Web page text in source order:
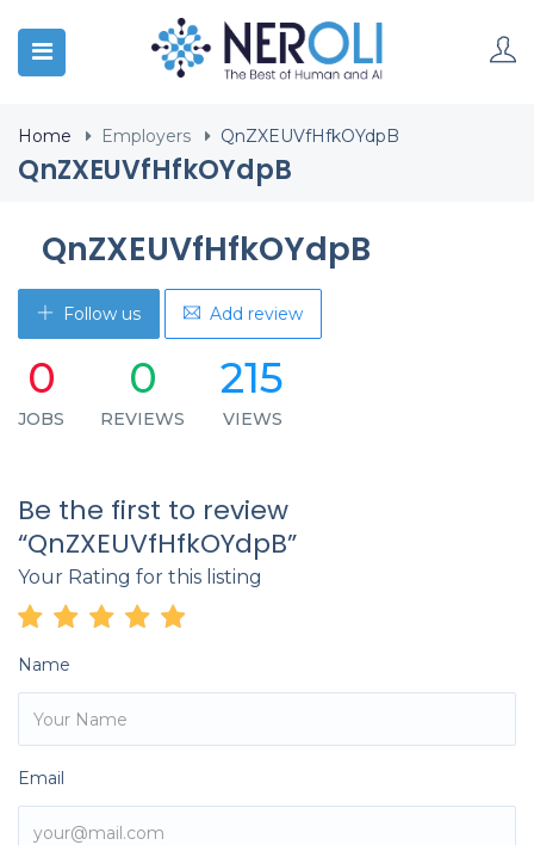
Home Employers QnZXEUVfHfkOYdpB
QnZXEUVfHfkOYdpB
QnZXEUVfHfkOYdpB
Follow us Add review
0
JOBS
0
REVIEWS
215
VIEWS
Be the first to review
“QnZXEUVfHfkOYdpB”
Your Rating for this listing
Name
Email